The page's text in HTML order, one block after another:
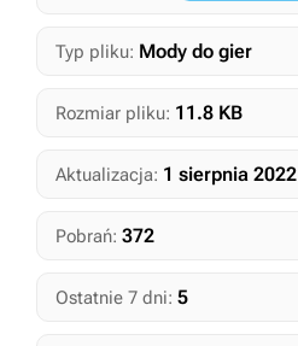
Typ pliku: Mody do gier
Rozmiar pliku: 11.8 KB
Aktualizacja: 1 sierpnia 2022
Pobrań: 372
Ostatnie 7 dni: 5